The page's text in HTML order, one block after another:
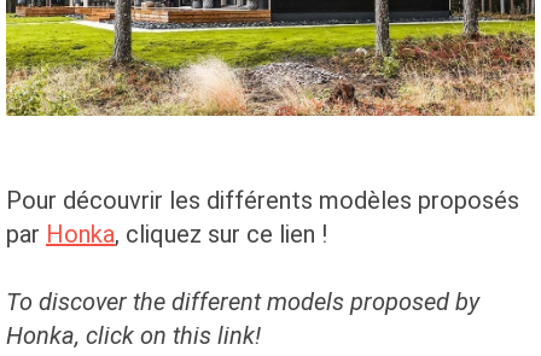
Pour découvrir les différents modèles proposés
par Honka, cliquez sur ce lien !
To discover the different models proposed by
Honka, click on this link!